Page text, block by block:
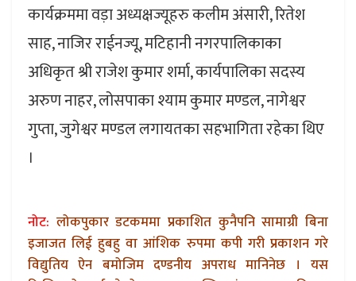
कार्यक्रममा वड़ा अध्यक्षज्यूहरु कलीम अंसारी, रितेश
साह, नाजिर राईनज्यू, मटिहानी नगरपालिकाका
अधिकृत श्री राजेश कुमार शर्मा, कार्यपालिका सदस्य
अरुण नाहर, लोसपाका श्याम कुमार मण्डल, नागेश्वर
गुप्ता, जुगेश्वर मण्डल लगायतका सहभागिता रहेका थिए
।
नोट: लोकपुकार डटकममा प्रकाशित कुनैपनि सामाग्री बिना
इजाजत लिई हुबहु वा आंशिक रुपमा कपी गरी प्रकाशन गरे
विद्युतिय ऐन बमोजिम दण्डनीय अपराध मानिनेछ । यस